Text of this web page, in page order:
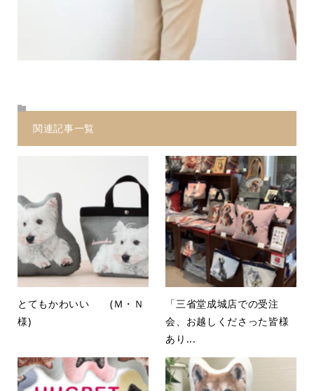
関連記事一覧
とてもかわいい (Ｍ・Ｎ
様)
「三省堂成城店での受注
会、お越しくださった皆様
あり...